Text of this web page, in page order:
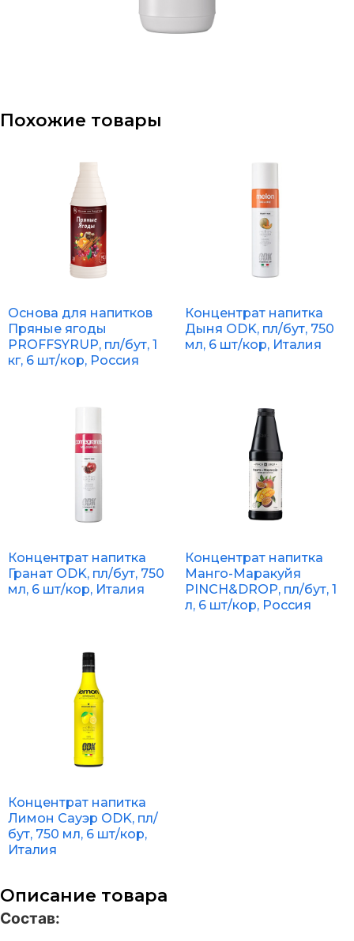
Похожие товары
Основа для напитков
Пряные ягоды
PROFFSYRUP, пл/бут, 1
кг, 6 шт/кор, Россия
Концентрат напитка
Дыня ODK, пл/бут, 750
мл, 6 шт/кор, Италия
Концентрат напитка
Гранат ODK, пл/бут, 750
мл, 6 шт/кор, Италия
Концентрат напитка
Манго-Маракуйя
PINCH&DROP, пл/бут, 1
л, 6 шт/кор, Россия
Концентрат напитка
Лимон Сауэр ODK, пл/
бут, 750 мл, 6 шт/кор,
Италия
Описание товара
Состав: